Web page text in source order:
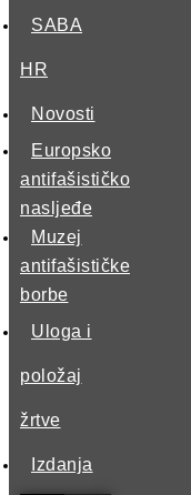
SABA
HR
Novosti
Europsko
antifašističko
nasljeđe
Muzej
antifašističke
borbe
Uloga i
položaj
žrtve
Izdanja